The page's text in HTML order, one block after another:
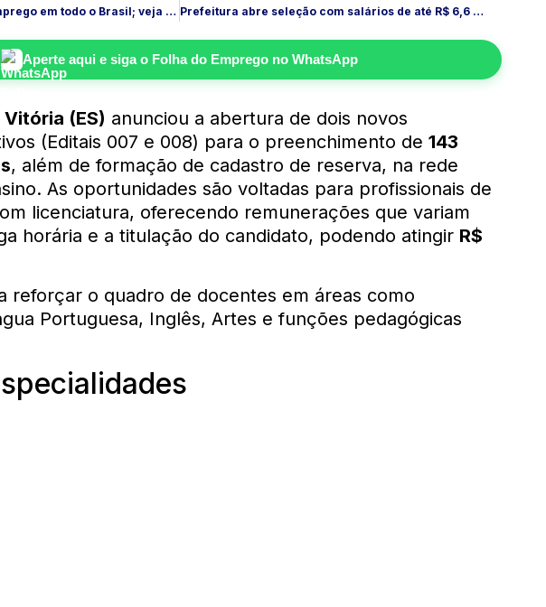
Azul abre vagas de emprego em todo o Brasil; veja cargos e como se candidatar Prefeitura abre seleção com salários de até R$ 6,6 mil; inscrições são gratuitas
Aperte aqui e siga o Folha do Empregono WhatsApp
(ES) anunciou a abertura de dois novos
(Editais 007 e 008) para o preenchimento de 143
, além de formação de cadastro de reserva, na rede
As oportunidades são voltadas para profissionais de
licenciatura, oferecendo remunerações que variam
horária e a titulação do candidato, podendo atingir R$
reforçar o quadro de docentes em áreas como
Portuguesa, Inglês, Artes e funções pedagógicas